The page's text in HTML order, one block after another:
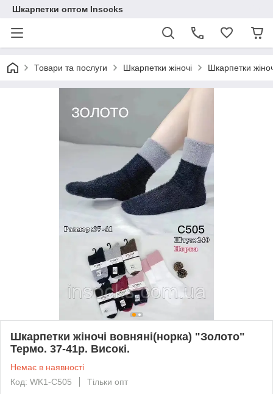
Шкарпетки оптом Insocks
Товари та послуги Шкарпетки жіночі Шкарпетки
Шкарпетки жіночі вовняні(норка) "Золото"
Термо. 37-41р. Високі.
Немає в наявності
Код: WK1-C505
Тільки опт